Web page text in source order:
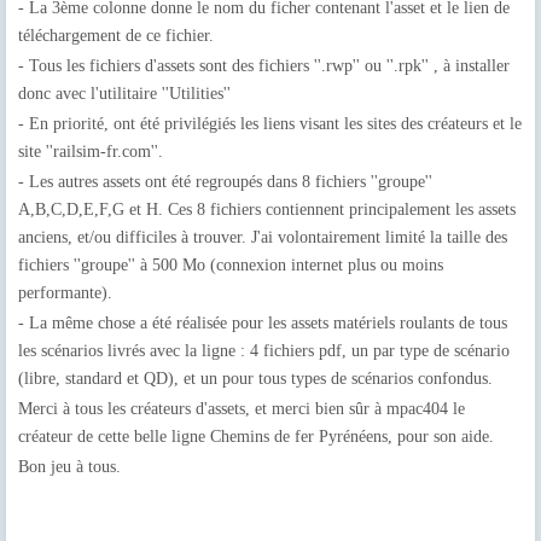
- La 3ème colonne donne le nom du ficher contenant l'asset et le lien de
téléchargement de ce fichier.
- Tous les fichiers d'assets sont des fichiers ''.rwp'' ou ''.rpk'' , à installer
donc avec l'utilitaire ''Utilities''
- En priorité, ont été privilégiés les liens visant les sites des créateurs et le
site ''railsim-fr.com''.
- Les autres assets ont été regroupés dans 8 fichiers ''groupe''
A,B,C,D,E,F,G et H. Ces 8 fichiers contiennent principalement les assets
anciens, et/ou difficiles à trouver. J'ai volontairement limité la taille des
fichiers ''groupe'' à 500 Mo (connexion internet plus ou moins
performante).
- La même chose a été réalisée pour les assets matériels roulants de tous
les scénarios livrés avec la ligne : 4 fichiers pdf, un par type de scénario
(libre, standard et QD), et un pour tous types de scénarios confondus.
Merci à tous les créateurs d'assets, et merci bien sûr à mpac404 le
créateur de cette belle ligne Chemins de fer Pyrénéens, pour son aide.
Bon jeu à tous.